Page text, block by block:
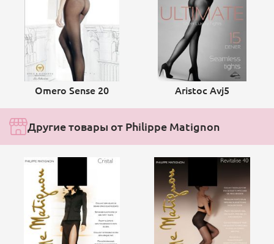
Omero Sense 20 Aristoc Avj5
Другие товары от Philippe Matignon